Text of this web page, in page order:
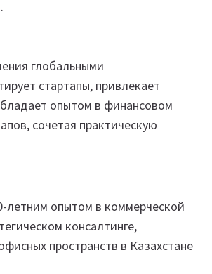
глобальными
стартапы, привлекает
опытом в финансовом
сочетая практическую
летним опытом в коммерческой
консалтинге,
пространств в Казахстане